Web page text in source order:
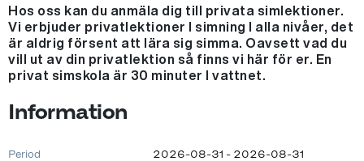
Hos oss kan du anmäla dig till privata simlektioner.
Vi erbjuder privatlektioner I simning I alla nivåer, det
är aldrig försent att lära sig simma. Oavsett vad du
vill ut av din privatlektion så finns vi här för er. En
privat simskola är 30 minuter I vattnet.
Information
Period
2026-08-31 - 2026-08-31